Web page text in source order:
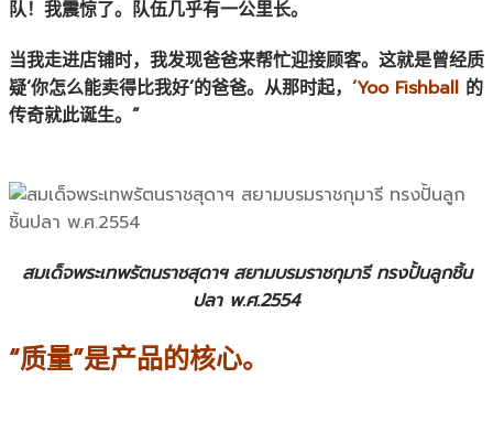
队！我震惊了。队伍几乎有一公里长。
当我走进店铺时，我发现爸爸来帮忙迎接顾客。这就是曾经质
疑‘你怎么能卖得比我好’的爸爸。从那时起， ‘Yoo Fishball 的
传奇就此诞生。”
สมเด็จพระเทพรัตนราชสุดาฯ สยามบรมราชกุมารี ทรงปั้นลูกชิ้น
ปลา พ.ศ.2554
“质量”是产品的核心。